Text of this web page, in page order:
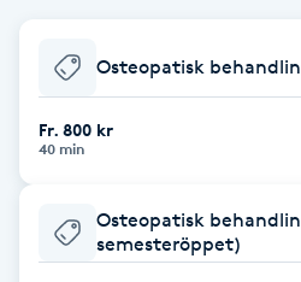
Bambumassage
Barber
Osteopatisk
Fr. 800 kr
40 min
Osteopatisk
semesteröppet)